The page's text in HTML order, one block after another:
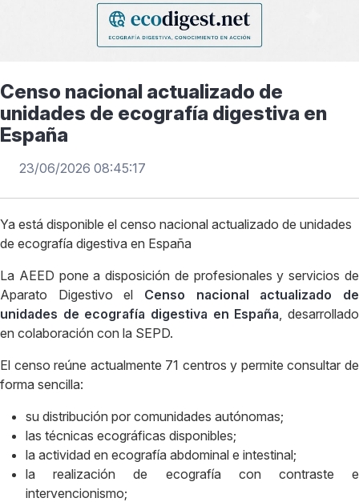
Censo nacional actualizado de
unidades de ecografía digestiva en
España
23/06/2026 08:45:17
Ya está disponible el censo nacional actualizado de unidades
de ecografía digestiva en España
La AEED pone a disposición de profesionales y servicios de
Aparato Digestivo el Censo nacional actualizado de
unidades de ecografía digestiva en España , desarrollado
en colaboración con la SEPD.
El censo reúne actualmente 71 centros y permite consultar de
forma sencilla:
su distribución por comunidades autónomas;
las técnicas ecográficas disponibles;
la actividad en ecografía abdominal e intestinal;
la realización de ecografía con contraste e
intervencionismo;